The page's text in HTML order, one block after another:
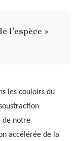
l’espèce »
les couloirs du
de notre
accélérée de la